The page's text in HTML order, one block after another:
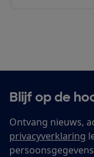
Blijf op de
Ontvang nieuws,
privacyverklaring